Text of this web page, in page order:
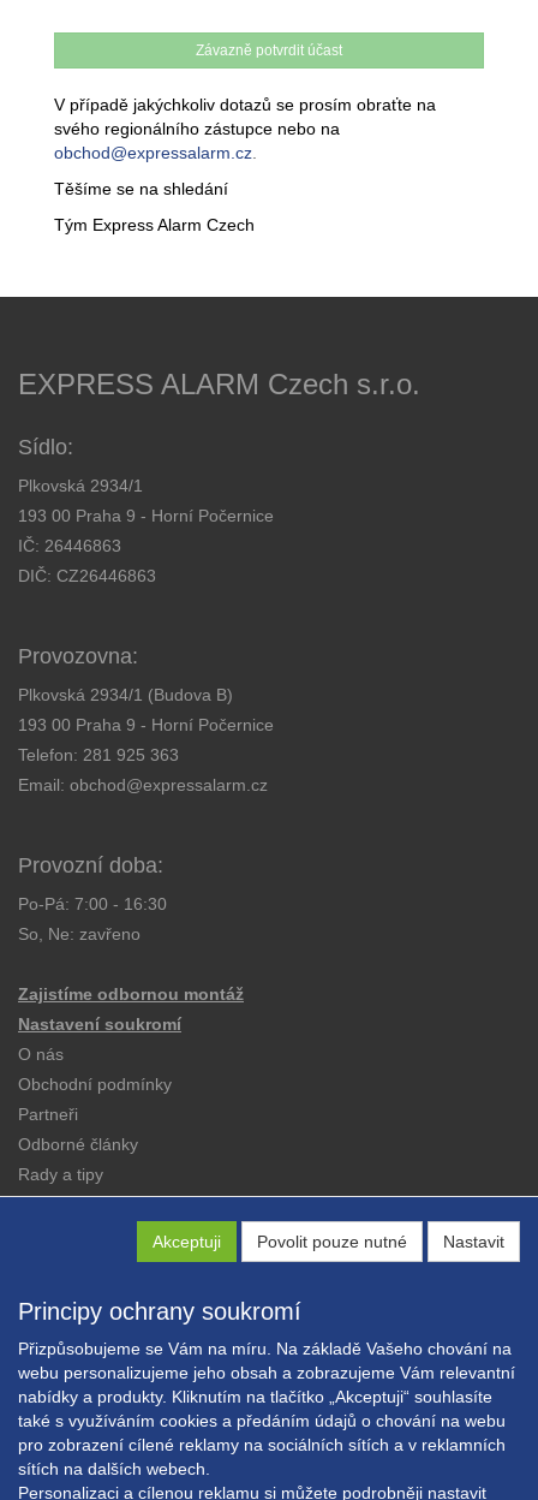
Akceptuji Povolit pouze nutné Nastavit
Principy ochrany soukromí
Přizpůsobujeme se Vám na míru. Na základě Vašeho chování na
webu personalizujeme jeho obsah a zobrazujeme Vám relevantní
nabídky a produkty. Kliknutím na tlačítko „Akceptuji“ souhlasíte
také s využíváním cookies a předáním údajů o chování na webu
pro zobrazení cílené reklamy na sociálních sítích a v reklamních
sítích na dalších webech.
Personalizaci a cílenou reklamu si můžete podrobněji nastavit
Závazně potvrdit účast
V případě jakýchkoliv dotazů se prosím obraťte na
svého regionálního zástupce nebo na
obchod@expressalarm.cz
Těšíme se na shledání
Tým Express Alarm Czech
EXPRESS ALARM Czech s.r.o.
Sídlo:
Plkovská 2934/1
193 00 Praha 9 - Horní Počernice
IČ: 26446863
DIČ: CZ26446863
Provozovna:
Plkovská 2934/1 (Budova B)
193 00 Praha 9 - Horní Počernice
Telefon: 281 925 363
Email: obchod@expressalarm.cz
Provozní doba:
Po-Pá: 7:00 - 16:30
So, Ne: zavřeno
Zajistíme odbornou montáž
Nastavení soukromí
O nás
Obchodní podmínky
Partneři
Odborné články
Rady a tipy
Copyright © EXPRESS ALARM Czech s.r.o.
Powered byABRA E-shop